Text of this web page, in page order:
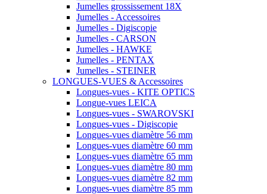
Jumelles grossissement 18X
Jumelles - Accessoires
Jumelles - Digiscopie
Jumelles - CARSON
Jumelles - HAWKE
Jumelles - PENTAX
Jumelles - STEINER
LONGUES-VUES & Accessoires
Longues-vues - KITE OPTICS
Longue-vues LEICA
Longues-vues - SWAROVSKI
Longues-vues - Digiscopie
Longues-vues diamètre 56 mm
Longues-vues diamètre 60 mm
Longues-vues diamètre 65 mm
Longues-vues diamètre 80 mm
Longues-vues diamètre 82 mm
Longues-vues diamètre 85 mm